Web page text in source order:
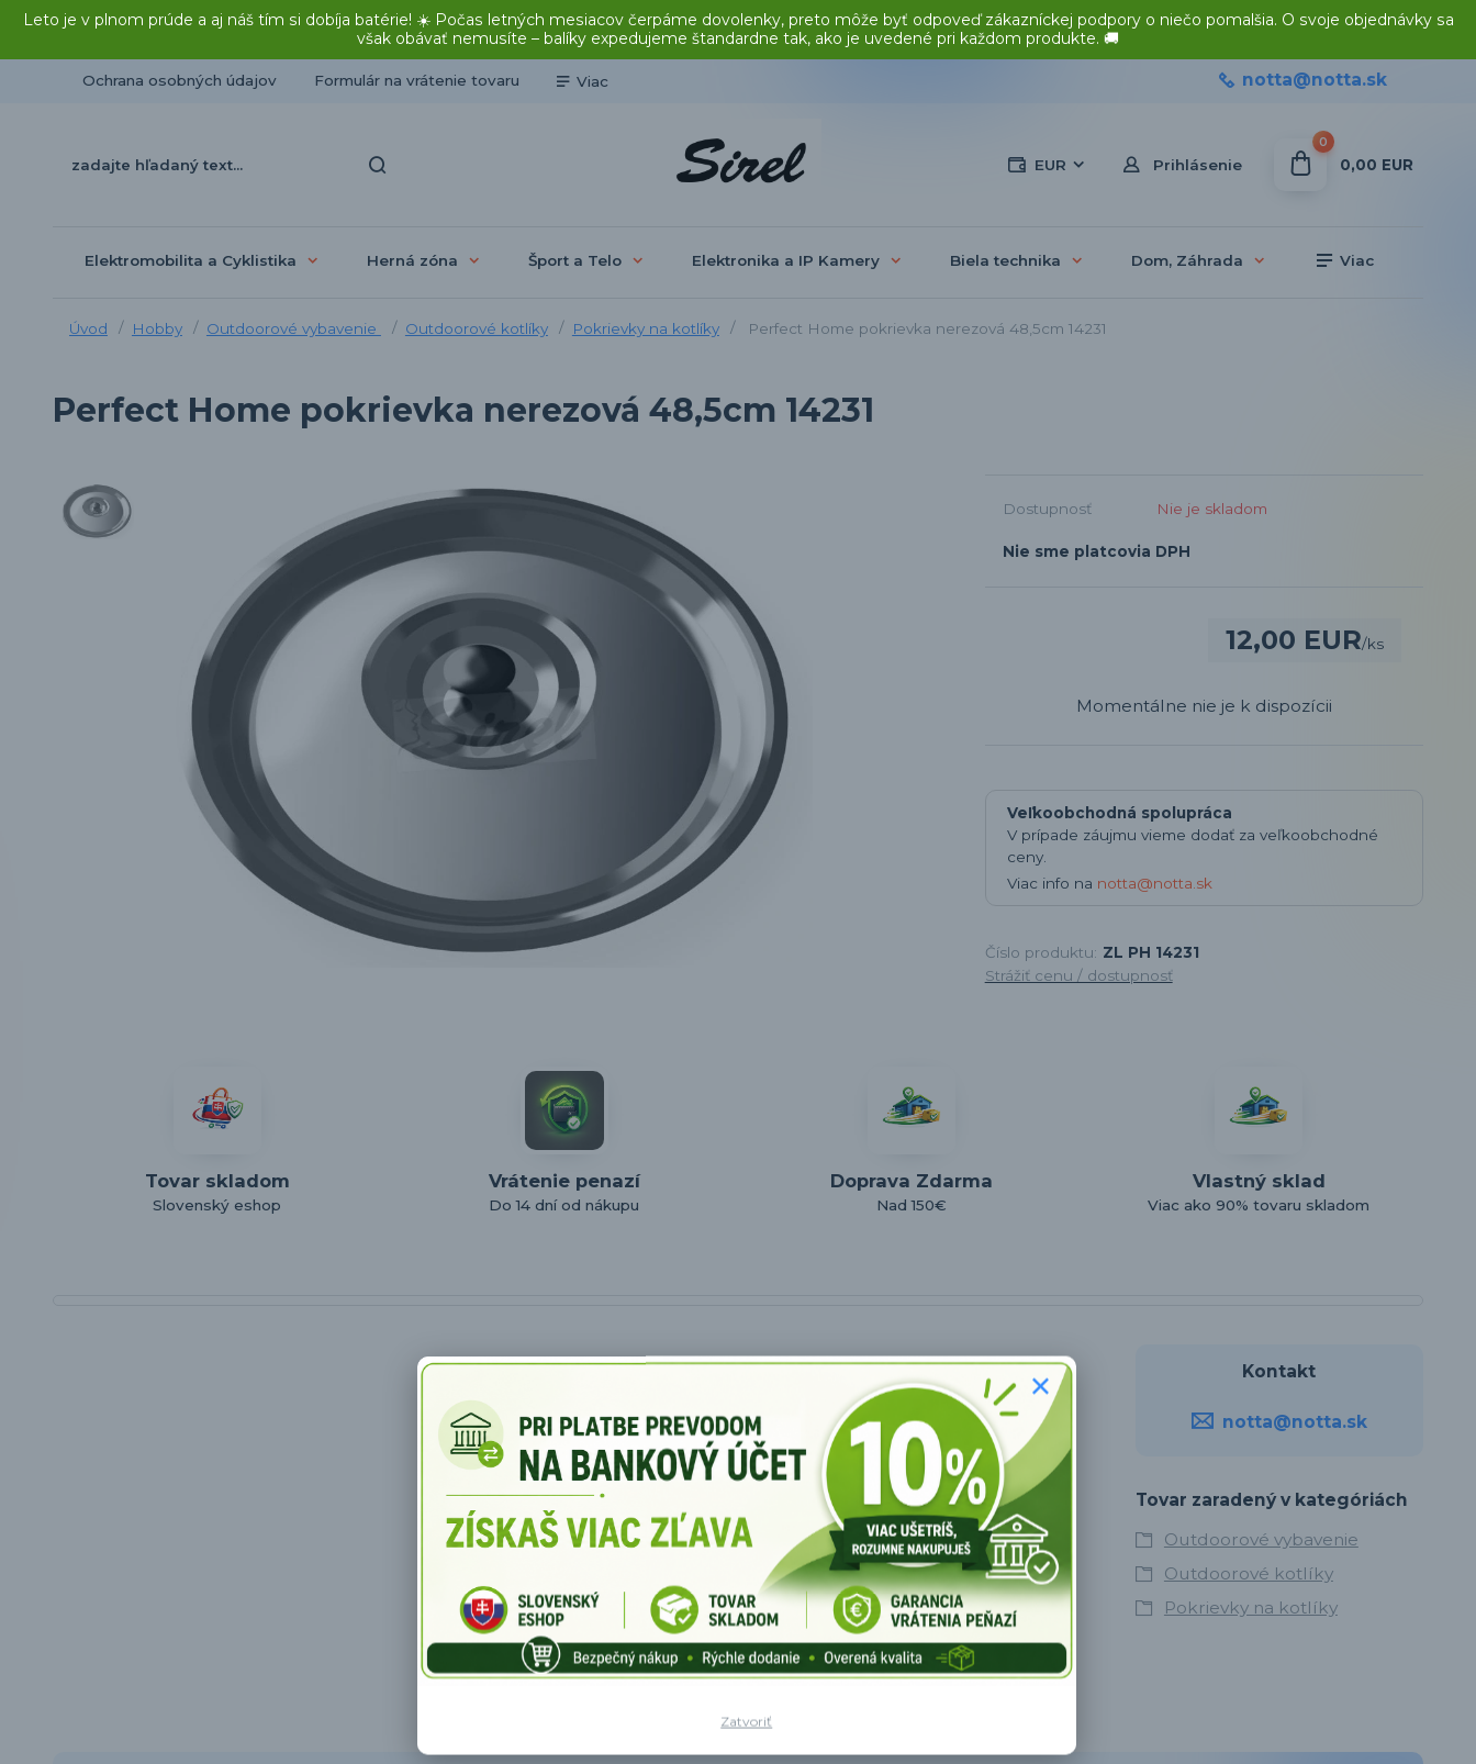
Leto je v plnom prúde a aj náš tím si dobíja batérie! ☀️ Počas letných mesiacov čerpáme dovolenky, preto môže byť odpoveď zákazníckej podpory o niečo pomalšia. O svoje objednávky sa
však obávať nemusíte – balíky expedujeme štandardne tak, ako je uvedené pri každom produkte. 🚚
Ochrana osobných údajov Formulár na vrátenie tovaru Viac
EUR Prihlásenie
notta@notta.sk
0
0,00 EUR
Elektromobilita a Cyklistika Herná zóna Šport a Telo Elektronika a IP Kamery Biela technika Dom, Záhrada Viac
Úvod Hobby Outdoorové vybavenie Outdoorové kotlíky Pokrievky na kotlíky Perfect Home pokrievka nerezová 48,5cm 14231
Perfect Home pokrievka nerezová 48,5cm 14231
Dostupnosť Nie je skladom
Nie sme platcovia DPH
12,00 EUR/ks
Momentálne nie je k dispozícii
Veľkoobchodná spolupráca
V prípade záujmu vieme dodať za veľkoobchodné
ceny.
Viac info na notta@notta.sk
Číslo produktu: ZL PH 14231
Strážiť cenu / dostupnosť
Tovar skladom
Slovenský eshop
Vrátenie penazí
Do 14 dní od nákupu
Doprava Zdarma
Nad 150€
Vlastný sklad
Viac ako 90% tovaru skladom
Kontakt
notta@notta.sk
Tovar zaradený v kategóriách
Outdoorové vybavenie
Outdoorové kotlíky
Pokrievky na kotlíky
Zatvoriť